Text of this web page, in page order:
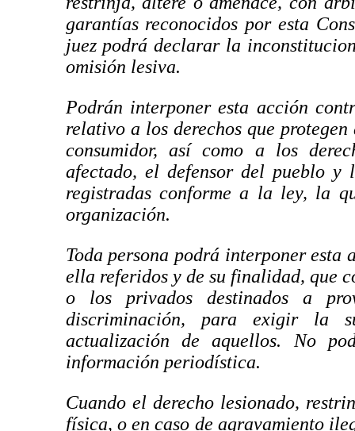
garantías reconocidos por esta
juez podrá declarar la
omisión lesiva.
Podrán interponer esta acción
relativo a los derechos que
consumidor, así como a los
afectado, el defensor del pueblo y
registradas conforme a la ley, la
organización.
Toda persona podrá interponer
ella referidos y de su finalidad, que
o los privados destinados a
discriminación, para exigir la
actualización de aquellos. No
información periodística.
Cuando el derecho lesionado,
física, o en caso de agravamiento